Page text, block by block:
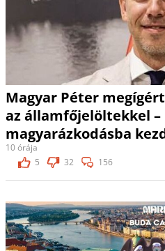
Magyar Péter
az államfőjelöltekkel
magyarázkodásba
10 órája
5
32 156